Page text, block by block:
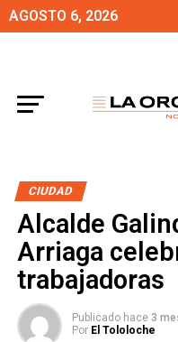
AGOSTO 6, 2026
CIUDAD
Alcalde
Arriaga
trabajadoras
Publicado hace 3
Por El Tololoche